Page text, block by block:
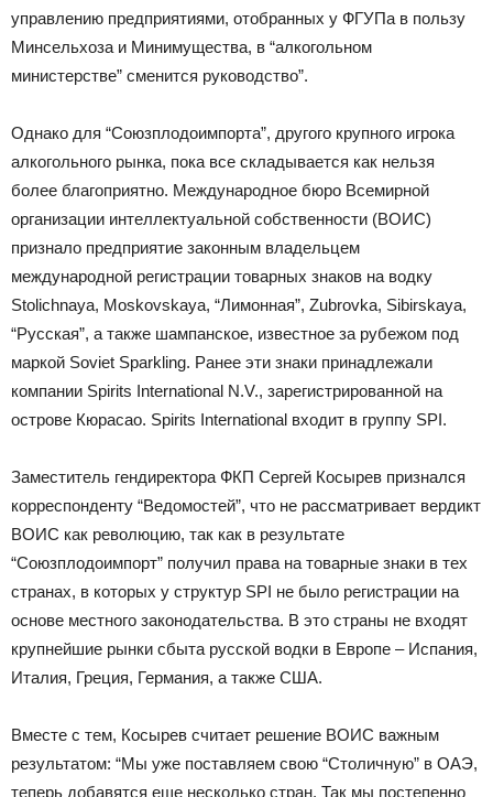
управлению предприятиями, отобранных у ФГУПа в пользу
Минсельхоза и Минимущества, в “алкогольном
министерстве” сменится руководство”.
Однако для “Союзплодоимпорта”, другого крупного игрока
алкогольного рынка, пока все складывается как нельзя
более благоприятно. Международное бюро Всемирной
организации интеллектуальной собственности (ВОИС)
признало предприятие законным владельцем
международной регистрации товарных знаков на водку
Stolichnaya, Moskovskaya, “Лимонная”, Zubrovka, Sibirskaya,
“Русская”, а также шампанское, известное за рубежом под
маркой Soviet Sparkling. Ранее эти знаки принадлежали
компании Spirits International N.V., зарегистрированной на
острове Кюрасао. Spirits International входит в группу SPI.
Заместитель гендиректора ФКП Сергей Косырев признался
корреспонденту “Ведомостей”, что не рассматривает вердикт
ВОИС как революцию, так как в результате
“Союзплодоимпорт” получил права на товарные знаки в тех
странах, в которых у структур SPI не было регистрации на
основе местного законодательства. В это страны не входят
крупнейшие рынки сбыта русской водки в Европе – Испания,
Италия, Греция, Германия, а также США.
Вместе с тем, Косырев считает решение ВОИС важным
результатом: “Мы уже поставляем свою “Столичную” в ОАЭ,
теперь добавятся еще несколько стран. Так мы постепенно